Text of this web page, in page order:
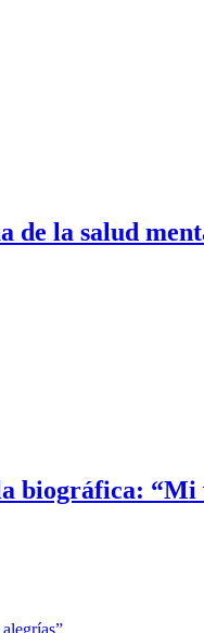
de la salud
biográfica: “Mi